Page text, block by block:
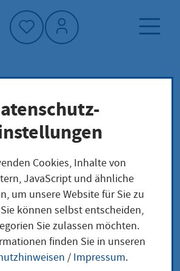
Finder
nach 1.
beantragen
nach 1.
Cookies, Inhalte von
JavaScript und ähnliche
um unsere Website für Sie zu
können selbst entscheiden,
Sie zulassen möchten.
finden Sie in unseren
/ Impressum.